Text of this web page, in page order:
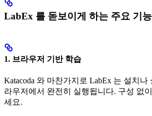
LabEx 를 돋보이게 하는 주요 기능
1. 브라우저 기반 학습
Katacoda 와 마찬가지로 LabEx 는 설치나
라우저에서 완전히 실행됩니다. 구성 없
세요.